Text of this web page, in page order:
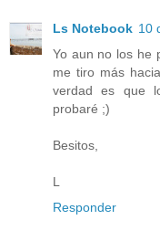
Ls Notebook 10
Yo aun no los he
me tiro más
verdad es que
probaré ;)
Besitos,
L
Responder